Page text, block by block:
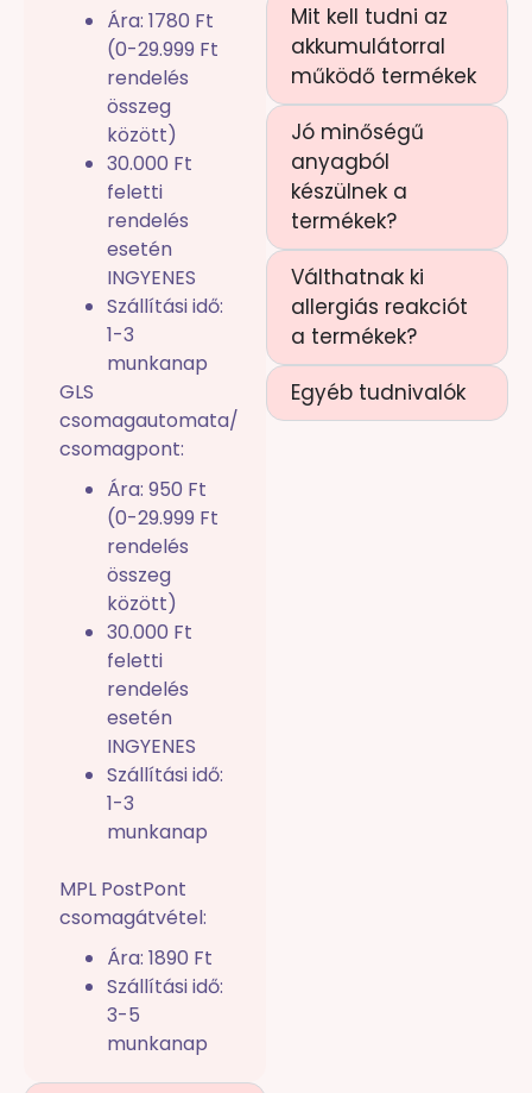
Ára: 1780 Ft
(0-29.999 Ft
rendelés
összeg
között)
30.000 Ft
feletti
rendelés
esetén
INGYENES
Szállítási idő:
1-3
munkanap
GLS
csomagautomata/
csomagpont:
Ára: 950 Ft
(0-29.999 Ft
rendelés
összeg
között)
30.000 Ft
feletti
rendelés
esetén
INGYENES
Szállítási idő:
1-3
munkanap
MPL PostPont
csomagátvétel:
Ára: 1890 Ft
Szállítási idő:
3-5
munkanap
Mit kell tudni az
akkumulátorral
működő termékek
Jó minőségű
anyagból
készülnek a
termékek?
Válthatnak ki
allergiás reakciót
a termékek?
Egyéb tudnivalók